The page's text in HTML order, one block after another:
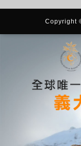
Copyright